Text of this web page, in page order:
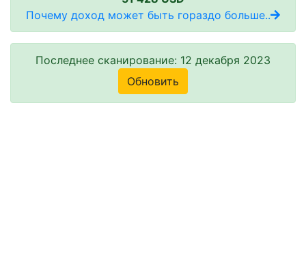
Почему доход может быть гораздо больше..
Последнее сканирование: 12 декабря 2023
Обновить